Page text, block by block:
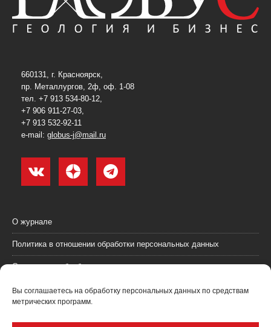
Вы соглашаетесь на обработку персональных данных по средствам
метрических программ.
660131, г. Красноярск,
пр. Металлургов, 2ф, оф. 1-08
тел. +7 913 534-80-12,
+7 906 911-27-03,
+7 913 532-92-11
e-mail: globus-j@mail.ru
О журнале
Политика в отношении обработки персональных данных
Согласие на обработку персональных данных
Пользовательское соглашение (оферта)